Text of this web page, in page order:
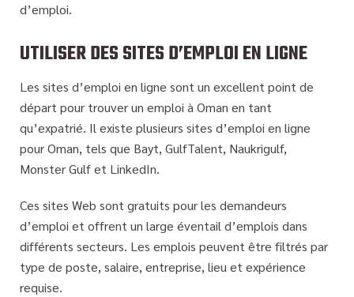
d’emploi.
UTILISER DES SITES D’EMPLOI EN LIGNE
Les sites d’emploi en ligne sont un excellent point de
départ pour trouver un emploi à Oman en tant
qu’expatrié. Il existe plusieurs sites d’emploi en ligne
pour Oman, tels que Bayt, GulfTalent, Naukrigulf,
Monster Gulf et LinkedIn.
Ces sites Web sont gratuits pour les demandeurs
d’emploi et offrent un large éventail d’emplois dans
différents secteurs. Les emplois peuvent être filtrés par
type de poste, salaire, entreprise, lieu et expérience
requise.